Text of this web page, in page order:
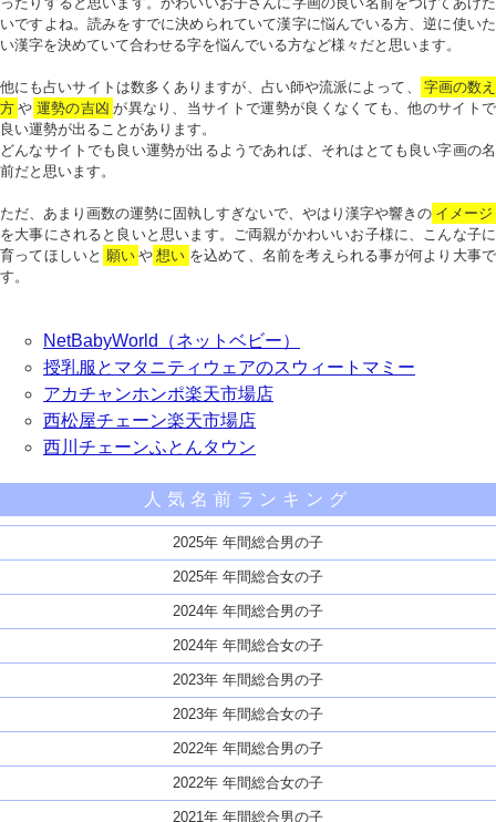
いですよね。読みをすでに決められていて漢字に悩んでいる方、逆に使いた
い漢字を決めていて合わせる字を悩んでいる方など様々だと思います。
他にも占いサイトは数多くありますが、占い師や流派によって、
字画の数え
方 や 運勢の吉凶 が異なり、当サイトで運勢が良くなくても、他のサイトで
良い運勢が出ることがあります。
どんなサイトでも良い運勢が出るようであれば、それはとても良い字画の名
前だと思います。
ただ、あまり画数の運勢に固執しすぎないで、やはり漢字や響きの イメージ
を大事にされると良いと思います。ご両親がかわいいお子様に、こんな子に
育ってほしいと 願い や 想い を込めて、名前を考えられる事が何より大事で
す。
NetBabyWorld（ネットベビー）
授乳服とマタニティウェアのスウィートマミー
アカチャンホンポ楽天市場店
西松屋チェーン楽天市場店
西川チェーンふとんタウン
人気名前ランキング
2025年 年間総合男の子
2025年 年間総合女の子
2024年 年間総合男の子
2024年 年間総合女の子
2023年 年間総合男の子
2023年 年間総合女の子
2022年 年間総合男の子
2022年 年間総合女の子
2021年 年間総合男の子